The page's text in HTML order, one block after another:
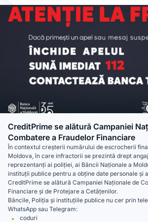
CreditPrime se alătură Campaniei
Combatere a Fraudelor Financiare
În contextul creșterii numărului de escrocherii
Moldova, în care infractorii se prezintă drept
reprezentanți ai poliției, ai Băncii Naționale a
instituții publice pentru a obține date personale și
CreditPrime se alătură Campaniei Naționale de
Financiare și de Protejare a Cetățenilor.
Băncile, Poliția și instituțiile publice nu cer prin
WhatsApp sau Telegram:
coduri